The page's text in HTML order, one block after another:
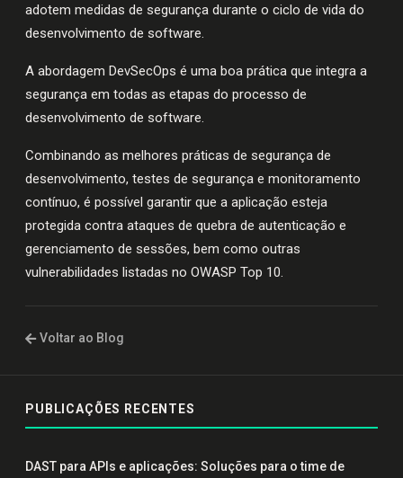
adotem medidas de segurança durante o ciclo de vida do
desenvolvimento de software.
A abordagem DevSecOps é uma boa prática que integra a
segurança em todas as etapas do processo de
desenvolvimento de software.
Combinando as melhores práticas de segurança de
desenvolvimento, testes de segurança e monitoramento
contínuo, é possível garantir que a aplicação esteja
protegida contra ataques de quebra de autenticação e
gerenciamento de sessões, bem como outras
vulnerabilidades listadas no OWASP Top 10.
Voltar ao Blog
PUBLICAÇÕES RECENTES
DAST para APIs e aplicações: Soluções para o time de